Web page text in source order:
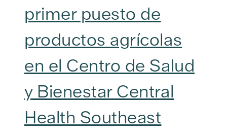
primer puesto de
productos agrícolas
en el Centro de Salud
y Bienestar Central
Health Southeast